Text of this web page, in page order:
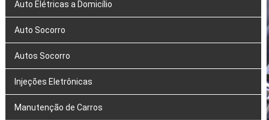
Auto Elétricas a Domicílio
Auto Socorro
Autos Socorro
Injeções Eletrônicas
Manutenção de Carros